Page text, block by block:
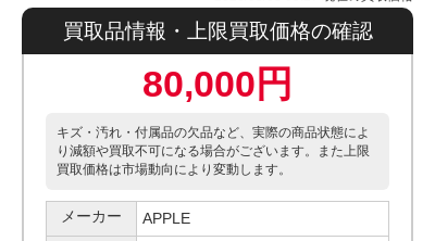
買取品情報・上限買取価格の確認
80,000円
キズ・汚れ・付属品の欠品など、実際の商品状態によ
り減額や買取不可になる場合がございます。また上限
買取価格は市場動向により変動します。
メーカー
APPLE